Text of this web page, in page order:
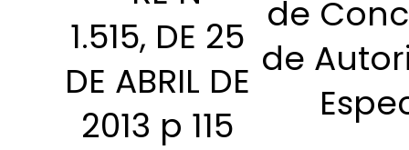
1.515, DE 25
DE ABRIL DE
2013 p 115
de
de